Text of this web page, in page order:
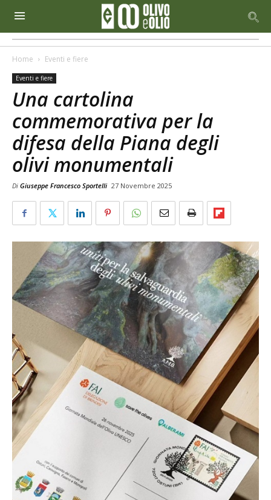
Home Eventi e fiere
Eventi e fiere
Una cartolina
commemorativa per la
difesa della Piana degli
olivi monumentali
Di Giuseppe Francesco Sportelli 27 Novembre 2025